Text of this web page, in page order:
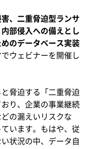
、二重脅迫型ランサ
部侵入への備えとし
のデータベース実装
ウェビナーを開催し
脅迫する「二重脅迫
り、企業の事業継続
の漏えいリスクな
います。もはや、従
状況の中、データ自